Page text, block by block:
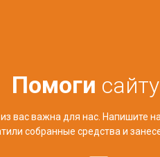
Помоги сайту
вас важна для нас. Напишите
собранные средства и